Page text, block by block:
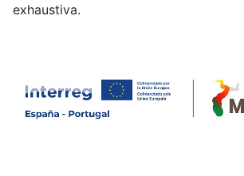
exhaustiva.